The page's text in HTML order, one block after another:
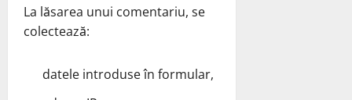
La lăsarea unui comentariu, se
colectează:
datele introduse în formular,